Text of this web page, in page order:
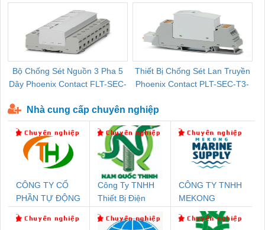
Bộ Chống Sét Nguồn 3 Pha 5
Dây Phoenix Contact FLT-SEC-
Thiết Bị Chống Sét Lan Truyền
Phoenix Contact PLT-SEC-T3-
Nhà cung cấp chuyên nghiệp
CÔNG TY CỔ
PHẦN TỰ ĐỘNG
Công Ty TNHH
Thiết Bị Điện
CÔNG TY TNHH
MEKONG
MARINE
SUPPLY